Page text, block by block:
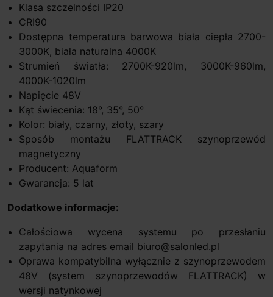
Klasa szczelności IP20
CRI90
Dostępna temperatura barwowa biała ciepła 2700-
3000K, biała naturalna 4000K
Strumień światła: 2700K-920lm, 3000K-960lm,
4000K-1020lm
Napięcie 48V
Kąt świecenia: 18°, 35°, 50°
Kolor: biały, czarny, złoty, szary
Sposób montażu FLATTRACK szynoprzewód
magnetyczny
Producent: Aquaform
Gwarancja: 5 lat
Dodatkowe informacje:
Całościowa wycena systemu po przesłaniu
zapytania na adres email biuro@salonled.pl
Oprawa kompatybilna wyłącznie z szynoprzewodem
48V (system szynoprzewodów FLATTRACK) w
wersji natynkowej